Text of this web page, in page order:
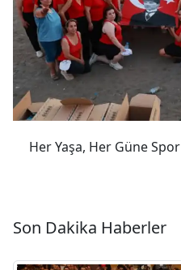
Her Yaşa, Her Güne Spor
Son Dakika Haberler